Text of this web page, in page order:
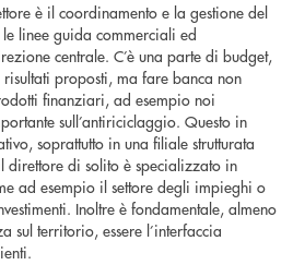
è il coordinamento e la gestione del
linee guida commerciali ed
centrale. C’è una parte di budget,
proposti, ma fare banca non
finanziari, ad esempio noi
sull’antiriciclaggio. Questo in
soprattutto in una filiale strutturata
direttore di solito è specializzato in
ad esempio il settore degli impieghi o
Inoltre è fondamentale, almeno
sul territorio, essere l’interfaccia